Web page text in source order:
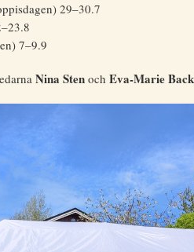
29–30.7
7–9.9
Nina Stenoch Eva-Marie